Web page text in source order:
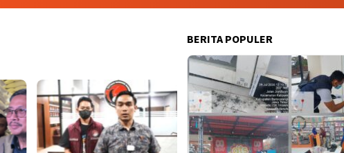
BERITA POPULER